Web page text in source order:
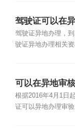
驾驶证可以在
驾驶证异地办理，
驶证异地办理相关
可以在异地审
根据2016年4月1日
证可以异地办理审